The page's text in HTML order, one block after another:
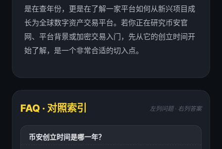
是在查年份，更是在了解一家平台如何从新兴项目成
长为全球数字资产交易平台。若你正在研究币安官
网、平台背景或加密交易入门，先从它的创立时间开
始了解，是一个非常合适的切入点。
FAQ · 对照索引 左列问题 · 右列答案
币安创立时间是哪一年？